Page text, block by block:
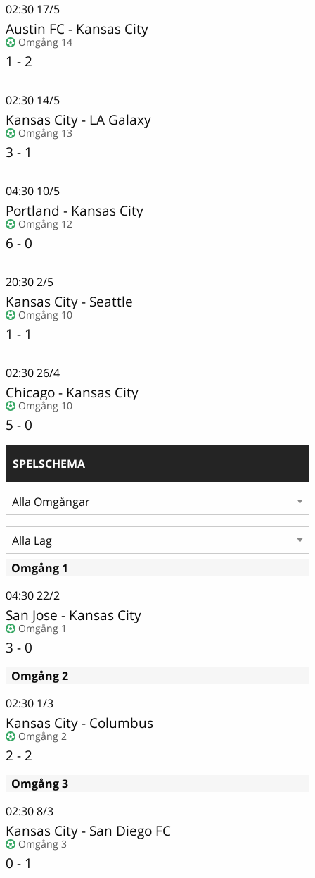
02:30 17/5
Austin FC- Kansas City
Omgång 14
1 - 2
02:30 14/5
Kansas City- LA Galaxy
Omgång 13
3 - 1
04:30 10/5
Portland - Kansas City
Omgång 12
6 - 0
20:302/5
Kansas City- Seattle
Omgång 10
1 - 1
02:3026/4
Chicago- Kansas City
Omgång 10
5 - 0
SPELSCHEMA
Omgång 1
04:3022/2
San Jose - Kansas City
Omgång 1
3 - 0
Omgång 2
02:30 1/3
Kansas City - Columbus
Omgång 2
2 - 2
Omgång 3
02:308/3
Kansas City- San Diego FC
Omgång 3
0 - 1